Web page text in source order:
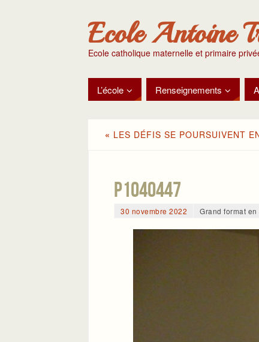
Ecole Antoine
Ecole catholique maternelle et primaire
L’école Renseignements
« LES DÉFIS SE POURSUIVENT
P1040447
30 novembre 2022 Grand format en